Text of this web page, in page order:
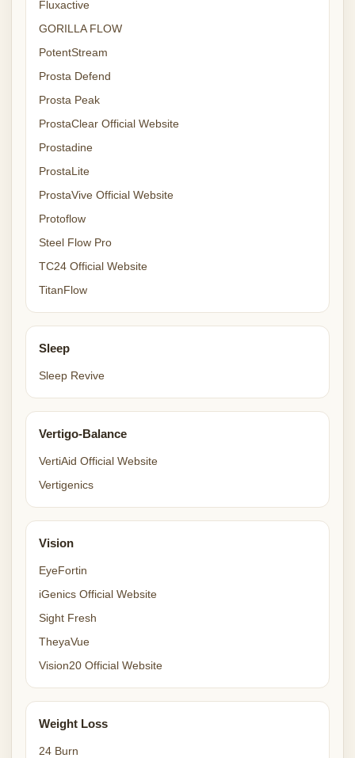
Fluxactive
GORILLA FLOW
PotentStream
Prosta Defend
Prosta Peak
ProstaClear Official Website
Prostadine
ProstaLite
ProstaVive Official Website
Protoflow
Steel Flow Pro
TC24 Official Website
TitanFlow
Sleep
Sleep Revive
Vertigo-Balance
VertiAid Official Website
Vertigenics
Vision
EyeFortin
iGenics Official Website
Sight Fresh
TheyaVue
Vision20 Official Website
Weight Loss
24 Burn